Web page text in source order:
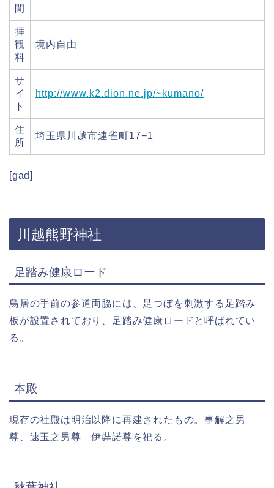
間
拝
観
料
境内自由
サ
イ
ト
http://www.k2.dion.ne.jp/~kumano/
住
所
埼玉県川越市連雀町17−1
[gad]
川越熊野神社
足踏み健康ロード
鳥居の手前の参道両脇には、足つぼを刺激する足踏み
板が設置されており、足踏み健康ロードと呼ばれてい
る。
本殿
現存の社殿は明治以降に再建されたもの。事解之男
尊、速玉之男尊 伊弉諾尊を祀る。